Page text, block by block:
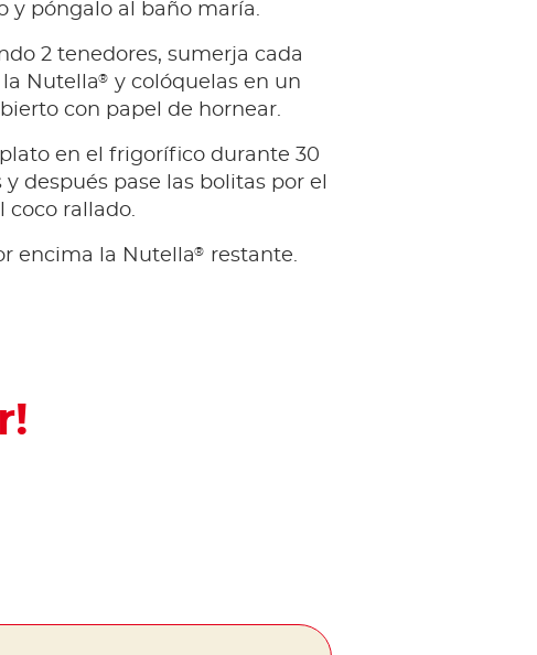
y póngalo al baño maría.
2 tenedores, sumerja cada
Nutella® y colóquelas en un
con papel de hornear.
en el frigorífico durante 30
después pase las bolitas por el
coco rallado.
encima la Nutella® restante.